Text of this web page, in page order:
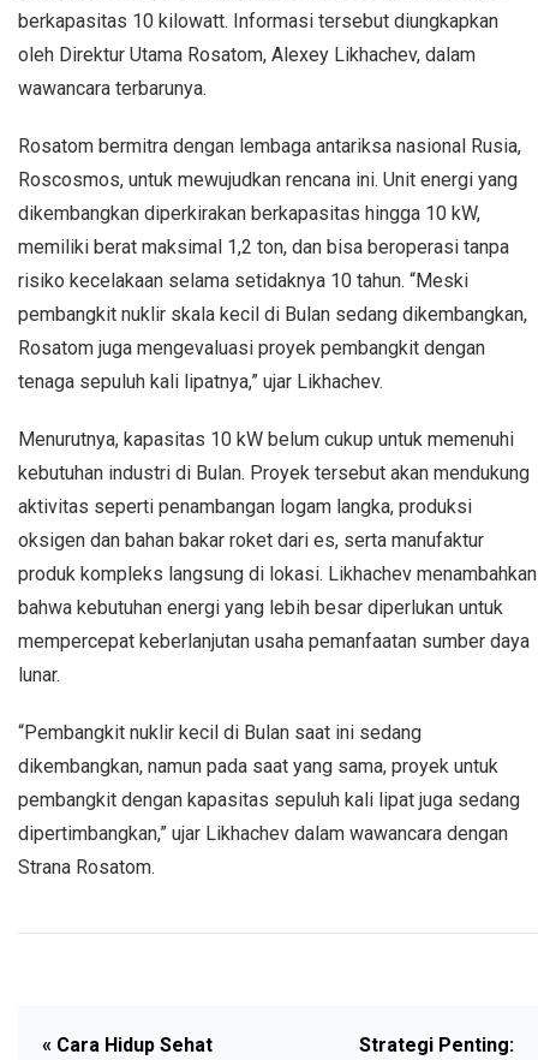
berkapasitas 10 kilowatt. Informasi tersebut diungkapkan
oleh Direktur Utama Rosatom, Alexey Likhachev, dalam
wawancara terbarunya.
Rosatom bermitra dengan lembaga antariksa nasional Rusia,
Roscosmos, untuk mewujudkan rencana ini. Unit energi yang
dikembangkan diperkirakan berkapasitas hingga 10 kW,
memiliki berat maksimal 1,2 ton, dan bisa beroperasi tanpa
risiko kecelakaan selama setidaknya 10 tahun. “Meski
pembangkit nuklir skala kecil di Bulan sedang dikembangkan,
Rosatom juga mengevaluasi proyek pembangkit dengan
tenaga sepuluh kali lipatnya,” ujar Likhachev.
Menurutnya, kapasitas 10 kW belum cukup untuk memenuhi
kebutuhan industri di Bulan. Proyek tersebut akan mendukung
aktivitas seperti penambangan logam langka, produksi
oksigen dan bahan bakar roket dari es, serta manufaktur
produk kompleks langsung di lokasi. Likhachev menambahkan
bahwa kebutuhan energi yang lebih besar diperlukan untuk
mempercepat keberlanjutan usaha pemanfaatan sumber daya
lunar.
“Pembangkit nuklir kecil di Bulan saat ini sedang
dikembangkan, namun pada saat yang sama, proyek untuk
pembangkit dengan kapasitas sepuluh kali lipat juga sedang
dipertimbangkan,” ujar Likhachev dalam wawancara dengan
Strana Rosatom.
« Cara Hidup Sehat Strategi Penting: